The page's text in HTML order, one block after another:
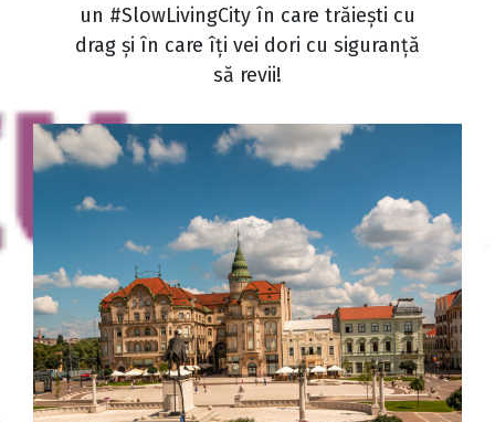
un #SlowLivingCity în care trăiești cu
drag și în care îți vei dori cu siguranță
să revii!